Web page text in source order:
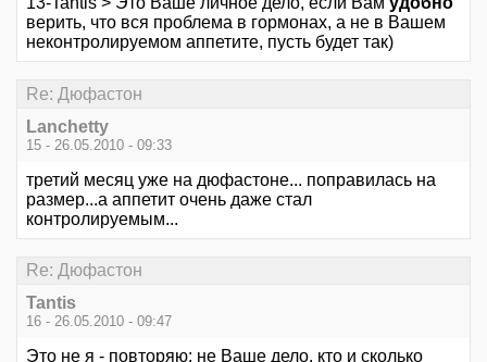
верить, что вся проблема в гормонах, а не в Вашем
неконтролируемом аппетите, пусть будет так)
Re: Дюфастон
Lanchetty
15 - 26.05.2010 - 09:33
третий месяц уже на дюфастоне... поправилась на
размер...а аппетит очень даже стал
контролируемым...
Re: Дюфастон
Tantis
16 - 26.05.2010 - 09:47
Это не я - повторяю: не Ваше дело, кто и сколько